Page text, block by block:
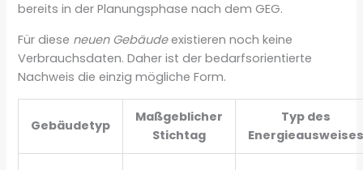
bereits in der Planungsphase nach dem GEG.
Für diese neuen Gebäudeexistieren noch keine
Verbrauchsdaten. Daher ist der bedarfsorientierte
Nachweis die einzig mögliche Form.
Gebäudetyp
Maßgeblicher
Stichtag
Typ des